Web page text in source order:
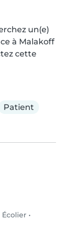
un(e)
à Malakoff
cette
Patient
Écolier •